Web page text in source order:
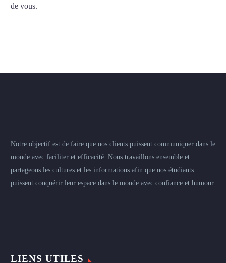
de vous.
Notre objectif est de faire que nos clients puissent communiquer dans le
monde avec faciliter et efficacité. Nous travaillons ensemble et
partageons les cultures et les informations afin que nos étudiants
puissent conquérir leur espace dans le monde avec confiance et humour.
LIENS UTILES